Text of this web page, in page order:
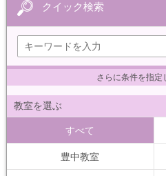
クイック検索
さらに条件を指定
教室を選ぶ
すべて
豊中教室